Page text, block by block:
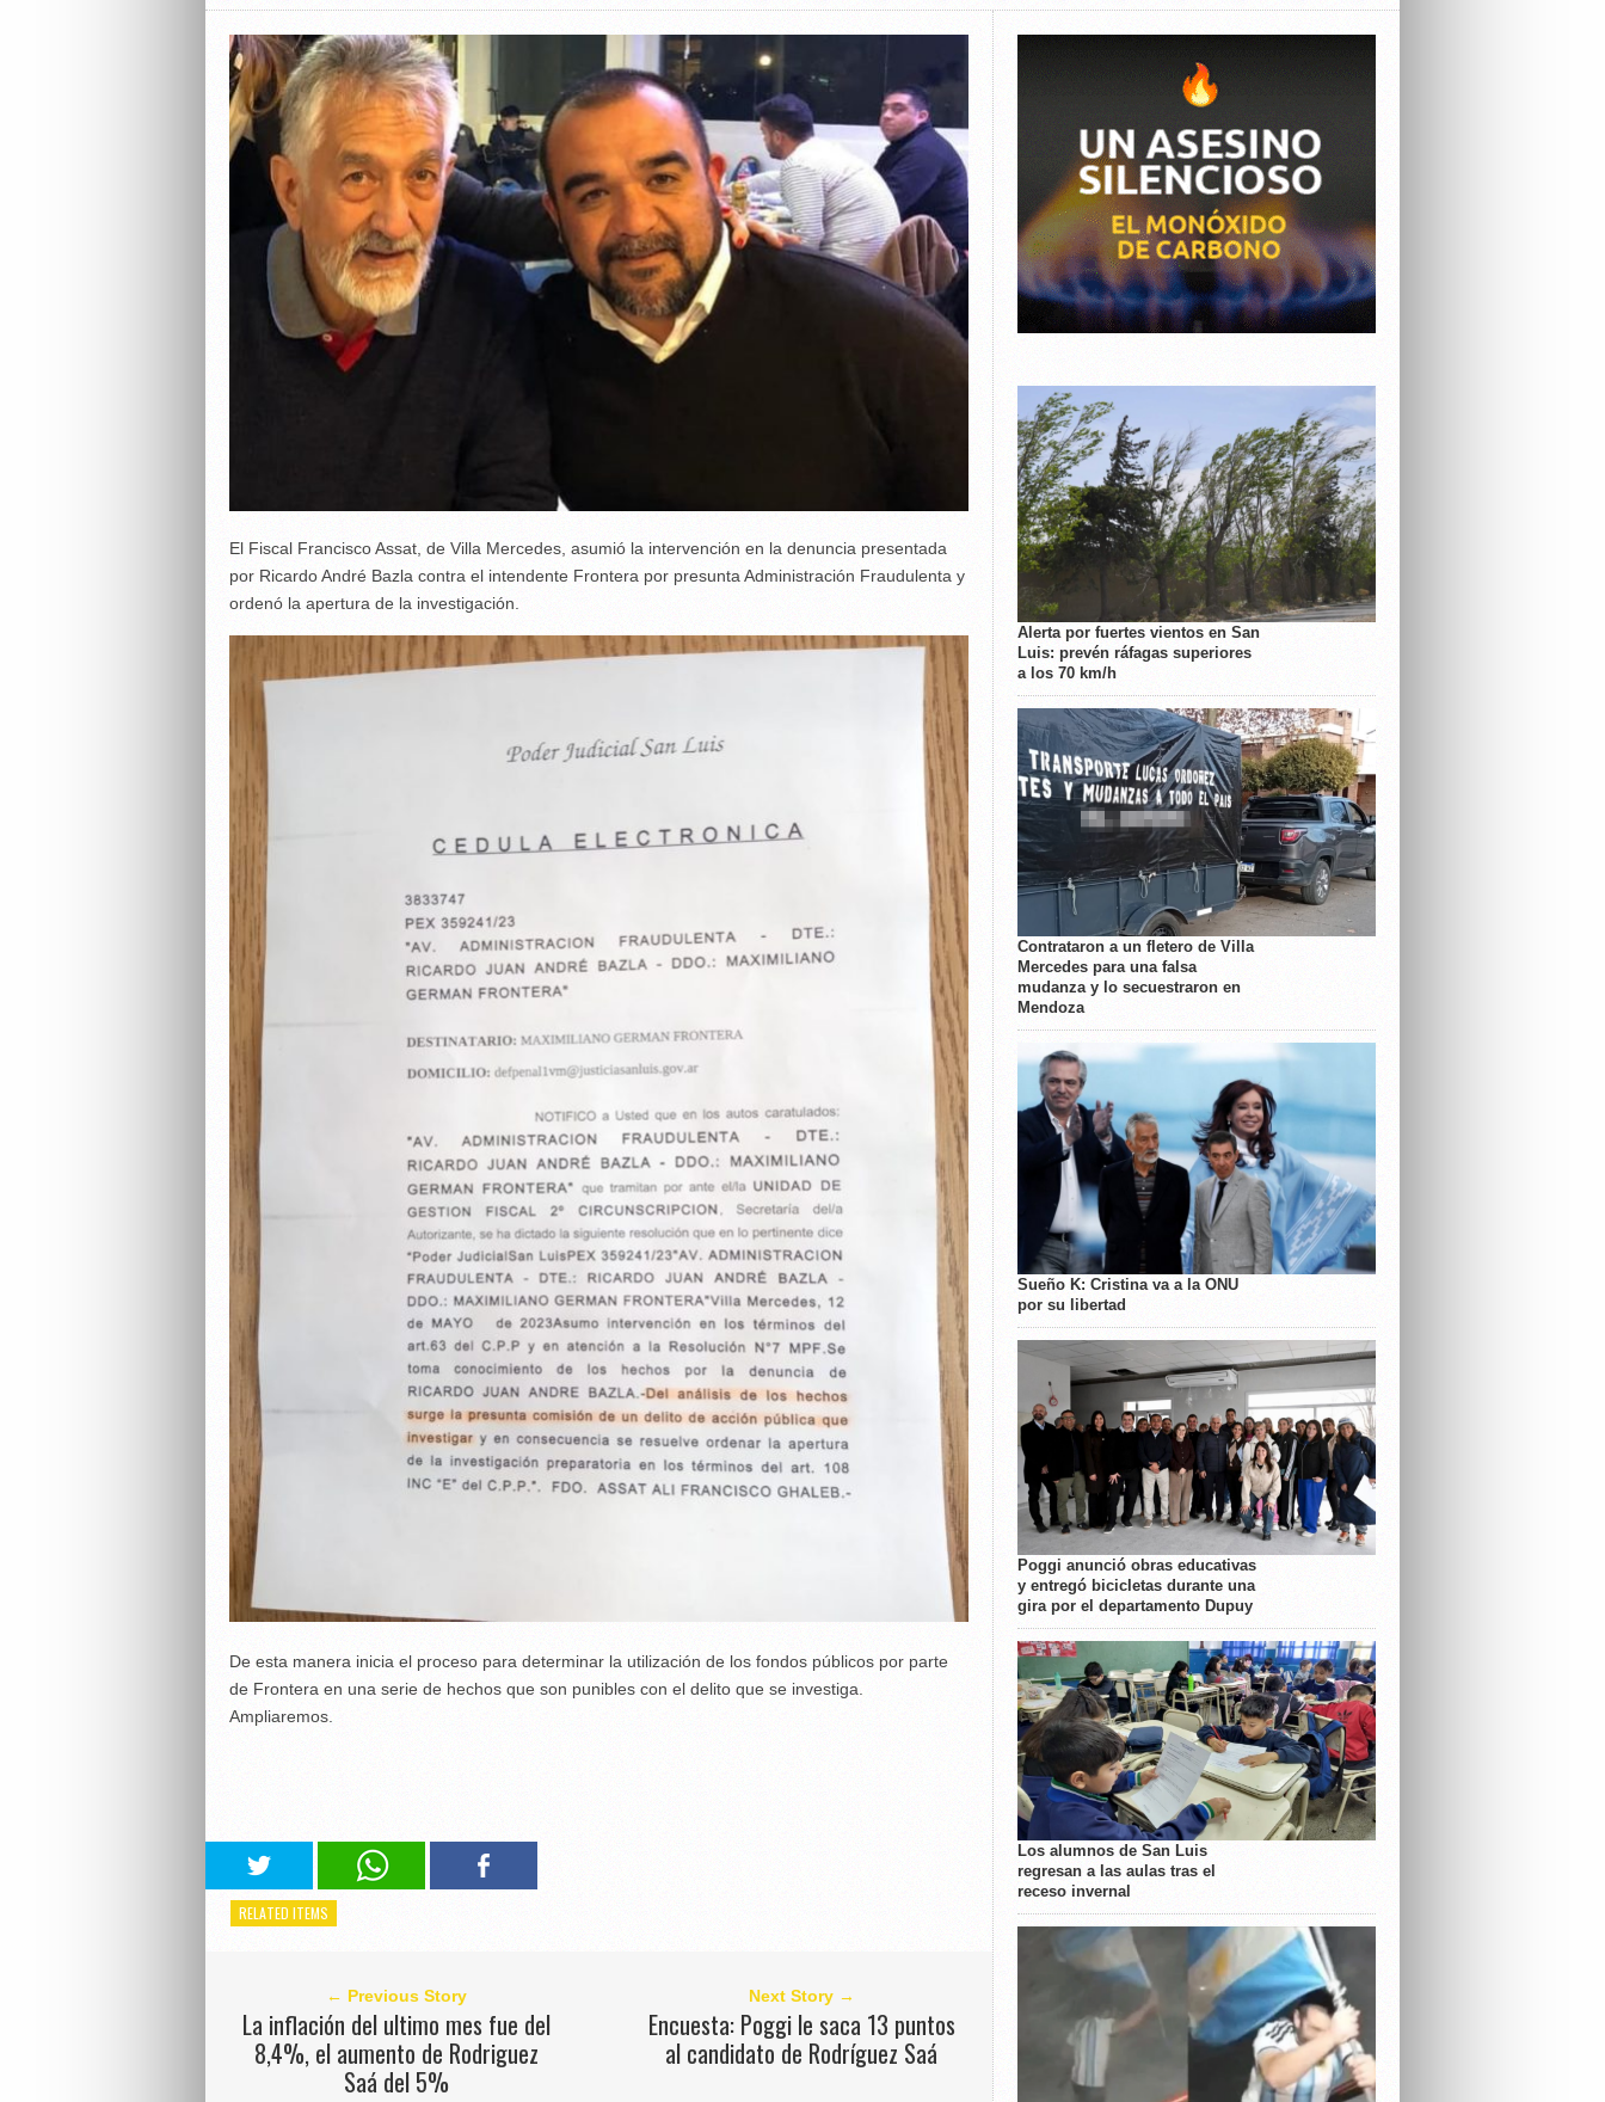
El Fiscal Francisco Assat, de Villa Mercedes, asumió la intervención en la denuncia presentada
por Ricardo André Bazla contra el intendente Frontera por presunta Administración Fraudulenta y
ordenó la apertura de la investigación.
De esta manera inicia el proceso para determinar la utilización de los fondos públicos por parte
de Frontera en una serie de hechos que son punibles con el delito que se investiga.
Ampliaremos.
RELATED ITEMS
← Previous Story
La inflación del ultimo mes fue del
8,4%, el aumento de Rodriguez
Saá del 5%
Next Story →
Encuesta: Poggi le saca 13 puntos
al candidato de Rodríguez Saá
Alerta por fuertes vientos en San
Luis: prevén ráfagas superiores
a los 70 km/h
Contrataron a un fletero de Villa
Mercedes para una falsa
mudanza y lo secuestraron en
Mendoza
Sueño K: Cristina va a la ONU
por su libertad
Poggi anunció obras educativas
y entregó bicicletas durante una
gira por el departamento Dupuy
Los alumnos de San Luis
regresan a las aulas tras el
receso invernal